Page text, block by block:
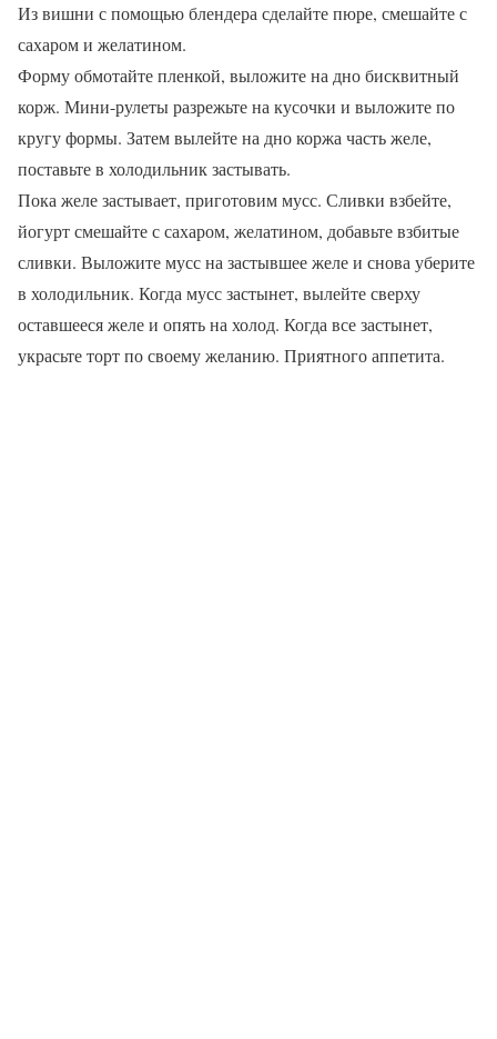
Из вишни с помощью блендера сделайте пюре, смешайте с
сахаром и желатином.
Форму обмотайте пленкой, выложите на дно бисквитный
корж. Мини-рулеты разрежьте на кусочки и выложите по
кругу формы. Затем вылейте на дно коржа часть желе,
поставьте в холодильник застывать.
Пока желе застывает, приготовим мусс. Сливки взбейте,
йогурт смешайте с сахаром, желатином, добавьте взбитые
сливки. Выложите мусс на застывшее желе и снова уберите
в холодильник. Когда мусс застынет, вылейте сверху
оставшееся желе и опять на холод. Когда все застынет,
украсьте торт по своему желанию. Приятного аппетита.